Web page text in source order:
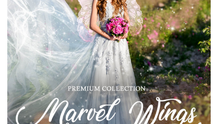
Entire Collection
(1783 Overlays)
Large 6000*4000px
Free download